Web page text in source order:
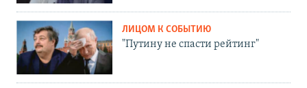
ЛИЦОМ К СОБЫТИЮ
"Путину не спасти рейтинг"